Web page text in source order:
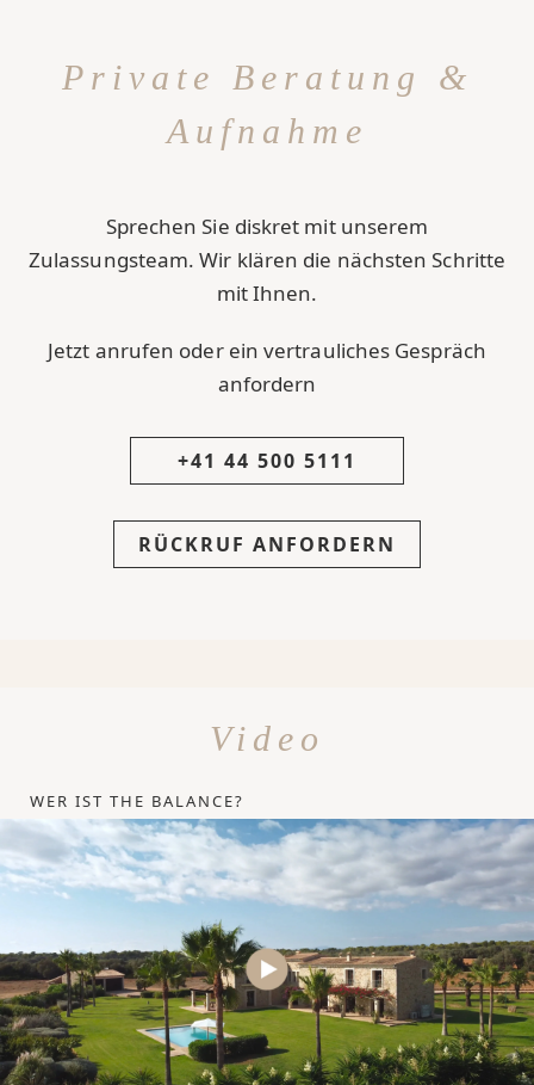
Private Beratung &
Aufnahme
Sprechen Sie diskret mit unserem
Zulassungsteam. Wir klären die nächsten Schritte
mit Ihnen.
Jetzt anrufen oder ein vertrauliches Gespräch
anfordern
+41 44 500 5111
RÜCKRUF ANFORDERN
Video
WER IST THE BALANCE?